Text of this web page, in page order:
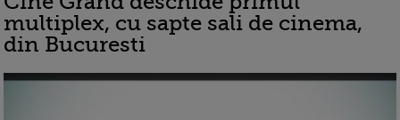
multiplex, cu sapte sali de cinema,
din Bucuresti